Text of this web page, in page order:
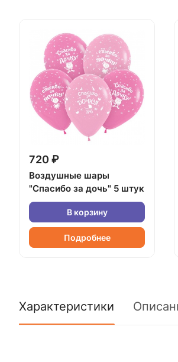
720 ₽
Воздушные шары
"Спасибо за дочь" 5 штук
В корзину
Подробнее
Характеристики